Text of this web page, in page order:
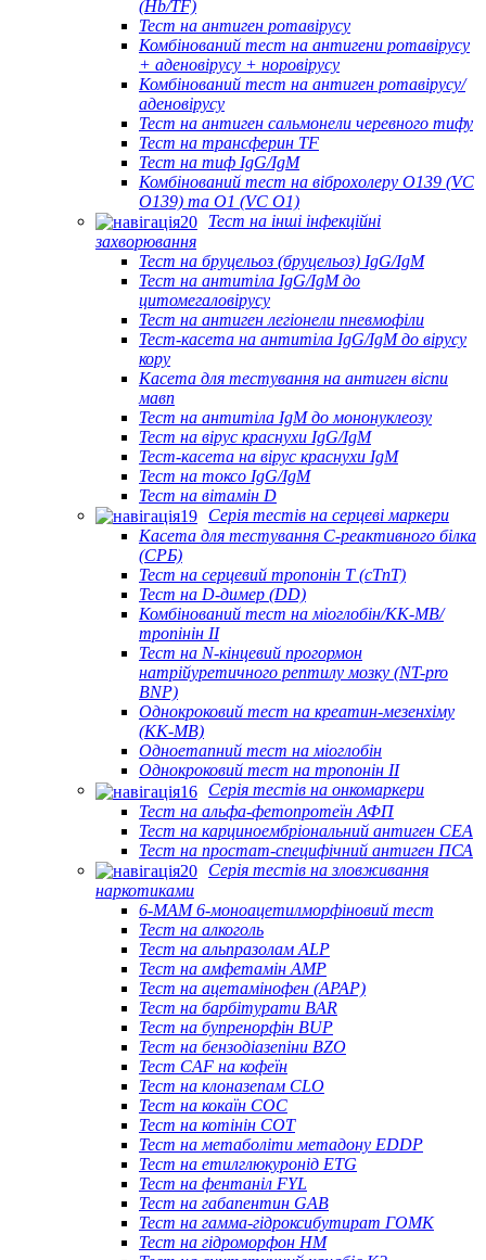
(Hb/TF)
Тест на антиген ротавірусу
Комбінований тест на антигени ротавірусу
+ аденовірусу + норовірусу
Комбінований тест на антиген ротавірусу/
аденовірусу
Тест на антиген сальмонели черевного тифу
Тест на трансферин TF
Тест на тиф IgG/IgM
Комбінований тест на віброхолеру O139 (VC
O139) та O1 (VC O1)
Тест на інші інфекційні
захворювання
Тест на бруцельоз (бруцельоз) IgG/IgM
Тест на антитіла IgG/IgM до
цитомегаловірусу
Тест на антиген легіонели пневмофіли
Тест-касета на антитіла IgG/IgM до вірусу
кору
Касета для тестування на антиген віспи
мавп
Тест на антитіла IgM до мононуклеозу
Тест на вірус краснухи IgG/IgM
Тест-касета на вірус краснухи IgM
Тест на токсо IgG/IgM
Тест на вітамін D
Серія тестів на серцеві маркери
Касета для тестування С-реактивного білка
(СРБ)
Тест на серцевий тропонін Т (cTnT)
Тест на D-димер (DD)
Комбінований тест на міоглобін/КК-МВ/
тропінін II
Тест на N-кінцевий прогормон
натрійуретичного рептилу мозку (NT-pro
BNP)
Однокроковий тест на креатин-мезенхіму
(КК-МВ)
Одноетапний тест на міоглобін
Однокроковий тест на тропонін II
Серія тестів на онкомаркери
Тест на альфа-фетопротеїн АФП
Тест на карциноембріональний антиген CEA
Тест на простат-специфічний антиген ПСА
Серія тестів на зловживання
наркотиками
6-MAM 6-моноацетилморфіновий тест
Тест на алкоголь
Тест на альпразолам ALP
Тест на амфетамін AMP
Тест на ацетамінофен (APAP)
Тест на барбітурати BAR
Тест на бупренорфін BUP
Тест на бензодіазепіни BZO
Тест CAF на кофеїн
Тест на клоназепам CLO
Тест на кокаїн COC
Тест на котінін COT
Тест на метаболіти метадону EDDP
Тест на етилглюкуронід ETG
Тест на фентаніл FYL
Тест на габапентин GAB
Тест на гамма-гідроксибутират ГОМК
Тест на гідроморфон HM